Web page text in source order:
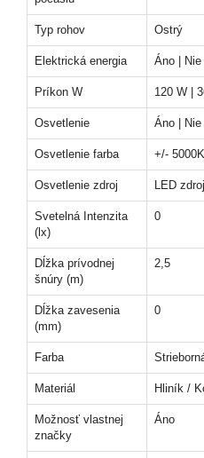
Typ rohov Ostrý
Elektrická energia Áno | Nie
Príkon W 120 W |
Osvetlenie Áno | Nie
Osvetlenie farba +/- 5000K
Osvetlenie zdroj LED zdroj
Svetelná Intenzita
(lx)
0
Dĺžka prívodnej
šnúry (m)
2,5
Dĺžka zavesenia
(mm)
0
Farba
Materiál Hliník /
Možnosť vlastnej
značky
Áno